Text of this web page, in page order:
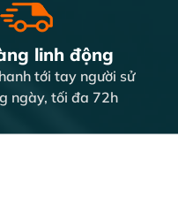
linh động
tới tay người sử
ngày, tối đa 72h